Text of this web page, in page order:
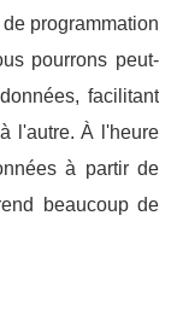
programmation
pourrons peut-
facilitant
l'autre. À l'heure
à partir de
beaucoup de